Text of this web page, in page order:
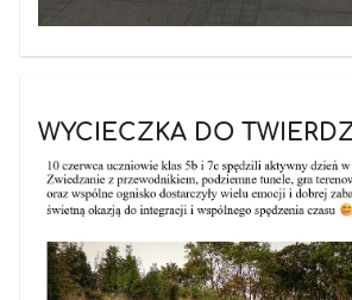
WYCIECZKA DO